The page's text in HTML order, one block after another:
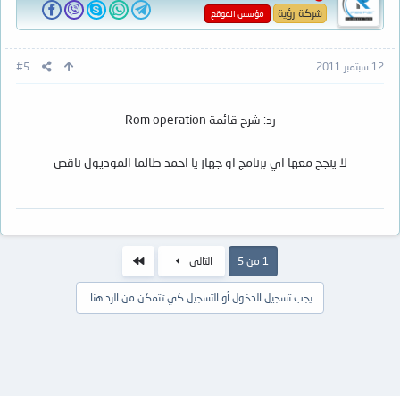
شركة رؤية مؤسس الموقع
12 سبتمبر 2011 #5
رد: شرح قائمة Rom operation
لا ينجح معها اي برنامج او جهاز يا احمد طالما الموديول ناقص
1 من 5 التالي
يجب تسجيل الدخول أو التسجيل كي تتمكن من الرد هنا.